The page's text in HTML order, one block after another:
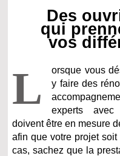
Des
qui
vos
L
orsque vous
y faire des
experts avec
doivent être en mesure
afin que votre projet
cas, sachez que la